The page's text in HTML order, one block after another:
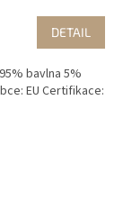
DETAIL
bavlna 5%
EU Certifikace: